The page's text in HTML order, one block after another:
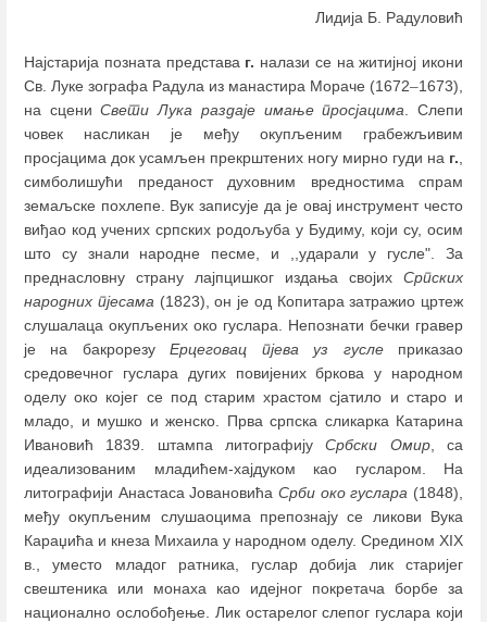
Лидија Б. Радуловић
Најстарија позната представа г. налази се на житијној икони
Св. Луке зографа Радула из манастира Мораче (1672–1673),
на сцениСвети Лука раздаје имање просјацима . Слепи
човек насликан је међу окупљеним грабежљивим
просјацима док усамљен прекрштених ногу мирно гуди на г.
симболишући преданост духовним вредностима спрам
земаљске похлепе. Вук записује да је овај инструмент често
виђао код учених српских родољуба у Будиму, који су, осим
што су знали народне песме, и ,,ударали у гусле". За
преднасловну страну лајпцишког издања својих Српских
народних пјесама (1823), он је од Копитара затражио цртеж
слушалаца окупљених око гуслара. Непознати бечки гравер
је на бакрорезуЕрцеговац пјева уз гуслеприказао
средовечног гуслара дугих повијених бркова у народном
оделу око којег се под старим храстом сјатило и старо и
младо, и мушко и женско. Прва српска сликарка Катарина
Ивановић 1839. штампа литографијуСрбски Омир, са
идеализованим младићем-хајдуком као гусларом. На
литографији Анастаса Јовановића Срби око гуслара (1848),
међу окупљеним слушаоцима препознају се ликови Вука
Караџића и кнеза Михаила у народном оделу. Средином XIX
в., уместо младог ратника, гуслар добија лик старијег
свештеника или монаха као идејног покретача борбе за
национално ослобођење. Лик остарелог слепог гуслара који